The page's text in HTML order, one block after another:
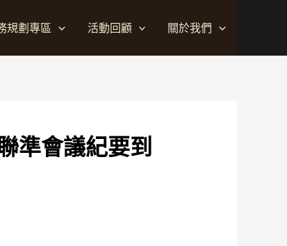
規劃專區 活動回顧 關於我們
準會議紀要到